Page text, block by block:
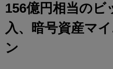
156億円相当のビ
入、暗号資産マ
ン